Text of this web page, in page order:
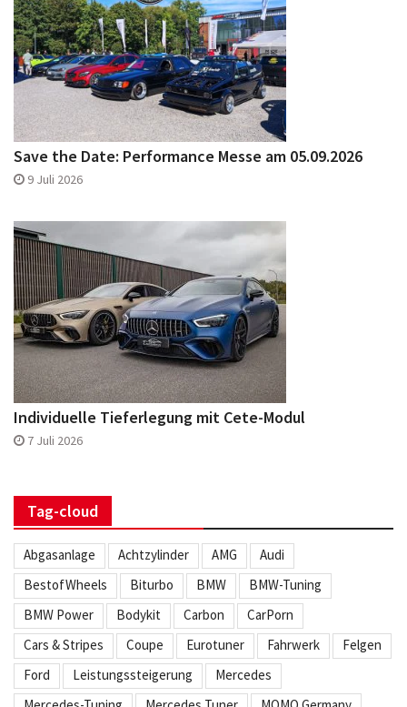
Save the Date: Performance Messe am 05.09.2026
9 Juli 2026
Individuelle Tieferlegung mit Cete-Modul
7 Juli 2026
Tag-cloud
Abgasanlage Achtzylinder AMG
Audi
BestofWheels
Biturbo BMW
BMW-Tuning
BMW Power
Bodykit Carbon
CarPorn
Cars & Stripes
Coupe Eurotuner Fahrwerk
Felgen
Ford
Leistungssteigerung
Mercedes